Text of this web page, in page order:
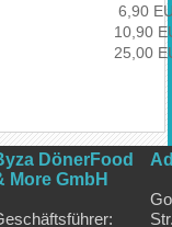
6,90
10,90
25,00
DönerFood
More GmbH